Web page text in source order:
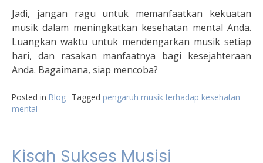
Jadi, jangan ragu untuk memanfaatkan kekuatan
musik dalam meningkatkan kesehatan mental Anda.
Luangkan waktu untuk mendengarkan musik setiap
hari, dan rasakan manfaatnya bagi kesejahteraan
Anda. Bagaimana, siap mencoba?
Posted in Blog Tagged pengaruh musik terhadap kesehatan
mental
Kisah Sukses Musisi